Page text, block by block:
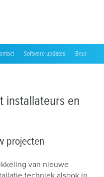
Software-updates Beurzen
installateurs en
projecten
van nieuwe